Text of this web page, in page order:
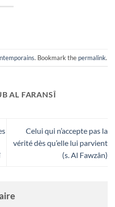
. Bookmark the permalink.
AL FARANSÎ
Celui qui n’accepte pas la
vérité dès qu’elle lui parvient
(s. Al Fawzân)